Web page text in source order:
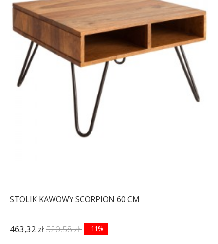
STOLIK KAWOWY SCORPION 60 CM
463,32 zł520,58 zł -11%